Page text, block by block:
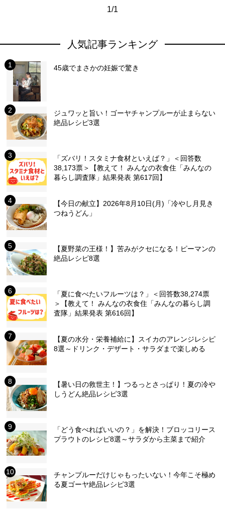
1/1
人気記事ランキング
45歳でまさかの妊娠で驚き
ジュワッと旨い！ゴーヤチャンプルーが止まらない
絶品レシピ3選
「ズバリ！スタミナ食材といえば？」＜回答数
38,173票＞【教えて！ みんなの衣食住「みんなの
暮らし調査隊」結果発表 第617回】
【今日の献立】2026年8月10日(月)「冷やし月見き
つねうどん」
【夏野菜の王様！】苦みがクセになる！ピーマンの
絶品レシピ8選
「夏に食べたいフルーツは？」＜回答数38,274票
＞【教えて！ みんなの衣食住「みんなの暮らし調
査隊」結果発表 第616回】
【夏の水分・栄養補給に】スイカのアレンジレシピ
8選～ドリンク・デザート・サラダまで楽しめる
【暑い日の救世主！】つるっとさっぱり！夏の冷や
しうどん絶品レシピ3選
「どう食べればいいの？」を解決！ブロッコリース
プラウトのレシピ8選～サラダから主菜まで紹介
チャンプルーだけじゃもったいない！今年こそ極め
る夏ゴーヤ絶品レシピ3選